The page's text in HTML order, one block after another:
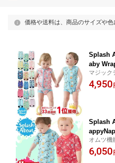
価格や送料は、商品のサイズや色
Splash
aby
ングウ
マジック
簡単！
4,950
Splash
ェット
ア ベビ
オムツ機
グスクー
躍！
6,050